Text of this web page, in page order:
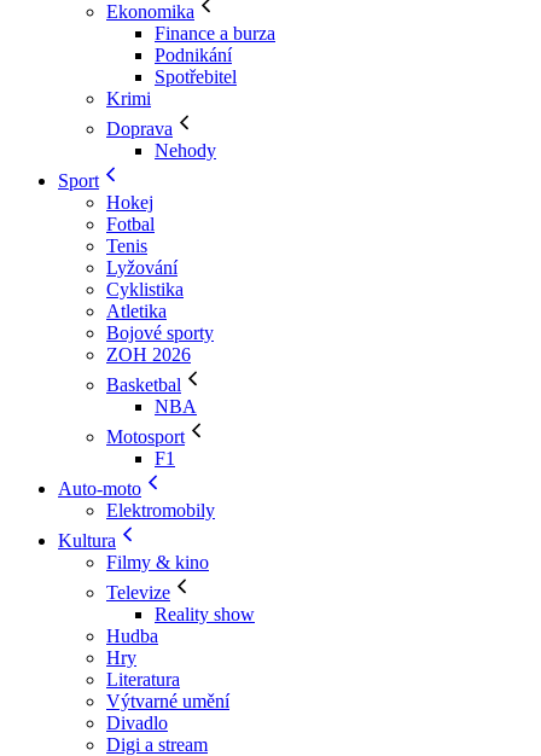
Ekonomika
Finance a burza
Podnikání
Spotřebitel
Krimi
Doprava
Nehody
Sport
Hokej
Fotbal
Tenis
Lyžování
Cyklistika
Atletika
Bojové sporty
ZOH 2026
Basketbal
NBA
Motosport
F1
Auto-moto
Elektromobily
Kultura
Filmy & kino
Televize
Reality show
Hudba
Hry
Literatura
Výtvarné umění
Divadlo
Digi a stream